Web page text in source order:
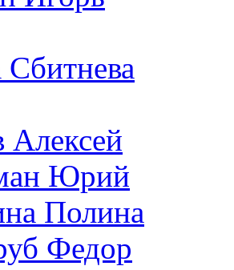
Алексей
Юрий
Полина
Федор